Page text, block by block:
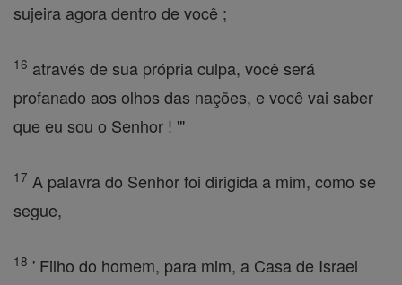
sujeira agora dentro de você ;
16 através de sua própria culpa, você será
profanado aos olhos das nações, e você vai saber
que eu sou o Senhor ! '"
17 A palavra do Senhor foi dirigida a mim, como se
segue,
18 ' Filho do homem, para mim, a Casa de Israel